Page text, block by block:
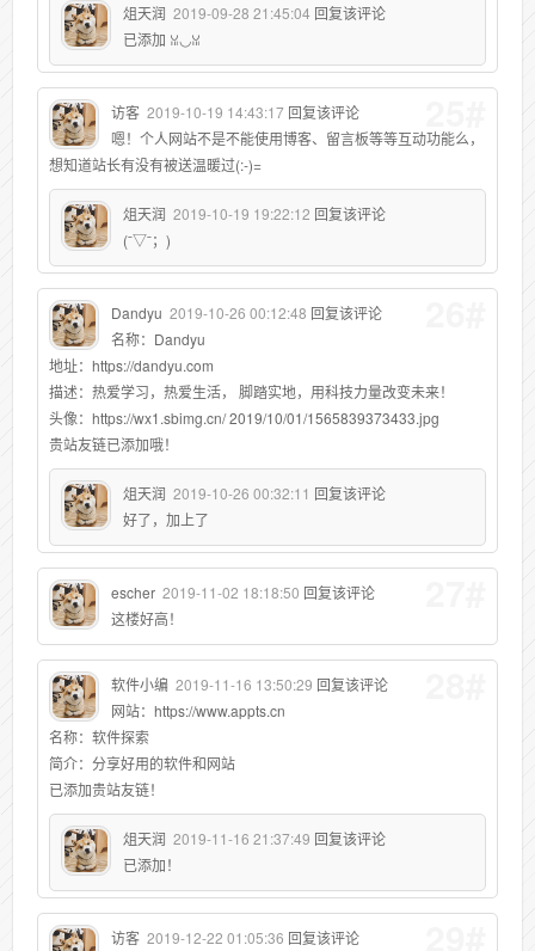
俎天润 2019-09-28 21:45:04 回复该评论
已添加 ꈍ◡ꈍ
访客 2019-10-19 14:43:17 回复该评论
嗯！个人网站不是不能使用博客、留言板等等互动功能么，
想知道站长有没有被送温暖过(:-)=
俎天润 2019-10-19 19:22:12 回复该评论
(ˉ▽ˉ；)
Dandyu 2019-10-26 00:12:48 回复该评论
名称：Dandyu
地址：https://dandyu.com
描述：热爱学习，热爱生活， 脚踏实地，用科技力量改变未来！
头像：https://wx1.sbimg.cn/ 2019/10/01/1565839373433.jpg
贵站友链已添加哦！
俎天润 2019-10-26 00:32:11 回复该评论
好了，加上了
escher 2019-11-02 18:18:50 回复该评论
这楼好高！
软件小编 2019-11-16 13:50:29 回复该评论
网站：https://www.appts.cn
名称：软件探索
简介：分享好用的软件和网站
已添加贵站友链！
俎天润 2019-11-16 21:37:49 回复该评论
已添加！
访客 2019-12-22 01:05:36 回复该评论